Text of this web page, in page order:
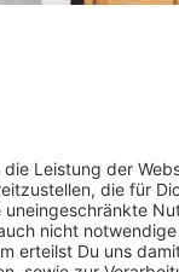
Bester
€ 34,95